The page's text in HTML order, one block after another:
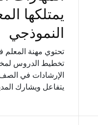
يمتلكها
النموذجي
تحتوي مهنة
تخطيط الدروس
الإرشادات في
يتفاعل ويشارك